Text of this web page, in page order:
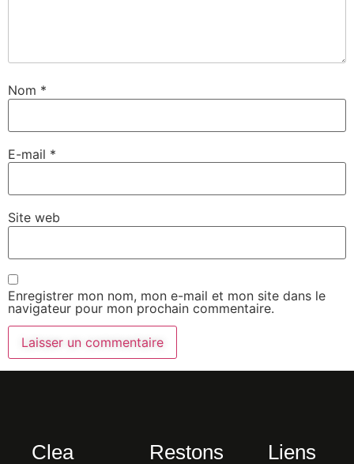
Nom *
E-mail *
Site web
Enregistrer mon nom, mon e-mail et mon site dans le
navigateur pour mon prochain commentaire.
Clea
Restons
Liens